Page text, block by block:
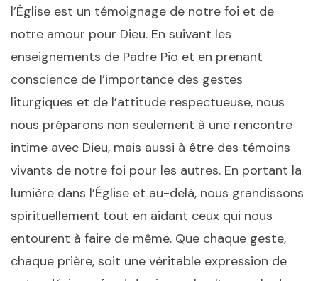
l’Église est un témoignage de notre foi et de
notre amour pour Dieu. En suivant les
enseignements de Padre Pio et en prenant
conscience de l’importance des gestes
liturgiques et de l’attitude respectueuse, nous
nous préparons non seulement à une rencontre
intime avec Dieu, mais aussi à être des témoins
vivants de notre foi pour les autres. En portant la
lumière dans l’Église et au-delà, nous grandissons
spirituellement tout en aidant ceux qui nous
entourent à faire de même. Que chaque geste,
chaque prière, soit une véritable expression de